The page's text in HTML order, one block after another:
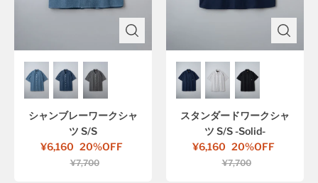
シャンブレーワークシャ
ツ S/S
¥6,160 20%OFF
¥7,700
スタンダードワークシャ
ツ S/S -Solid-
¥6,160 20%OFF
¥7,700